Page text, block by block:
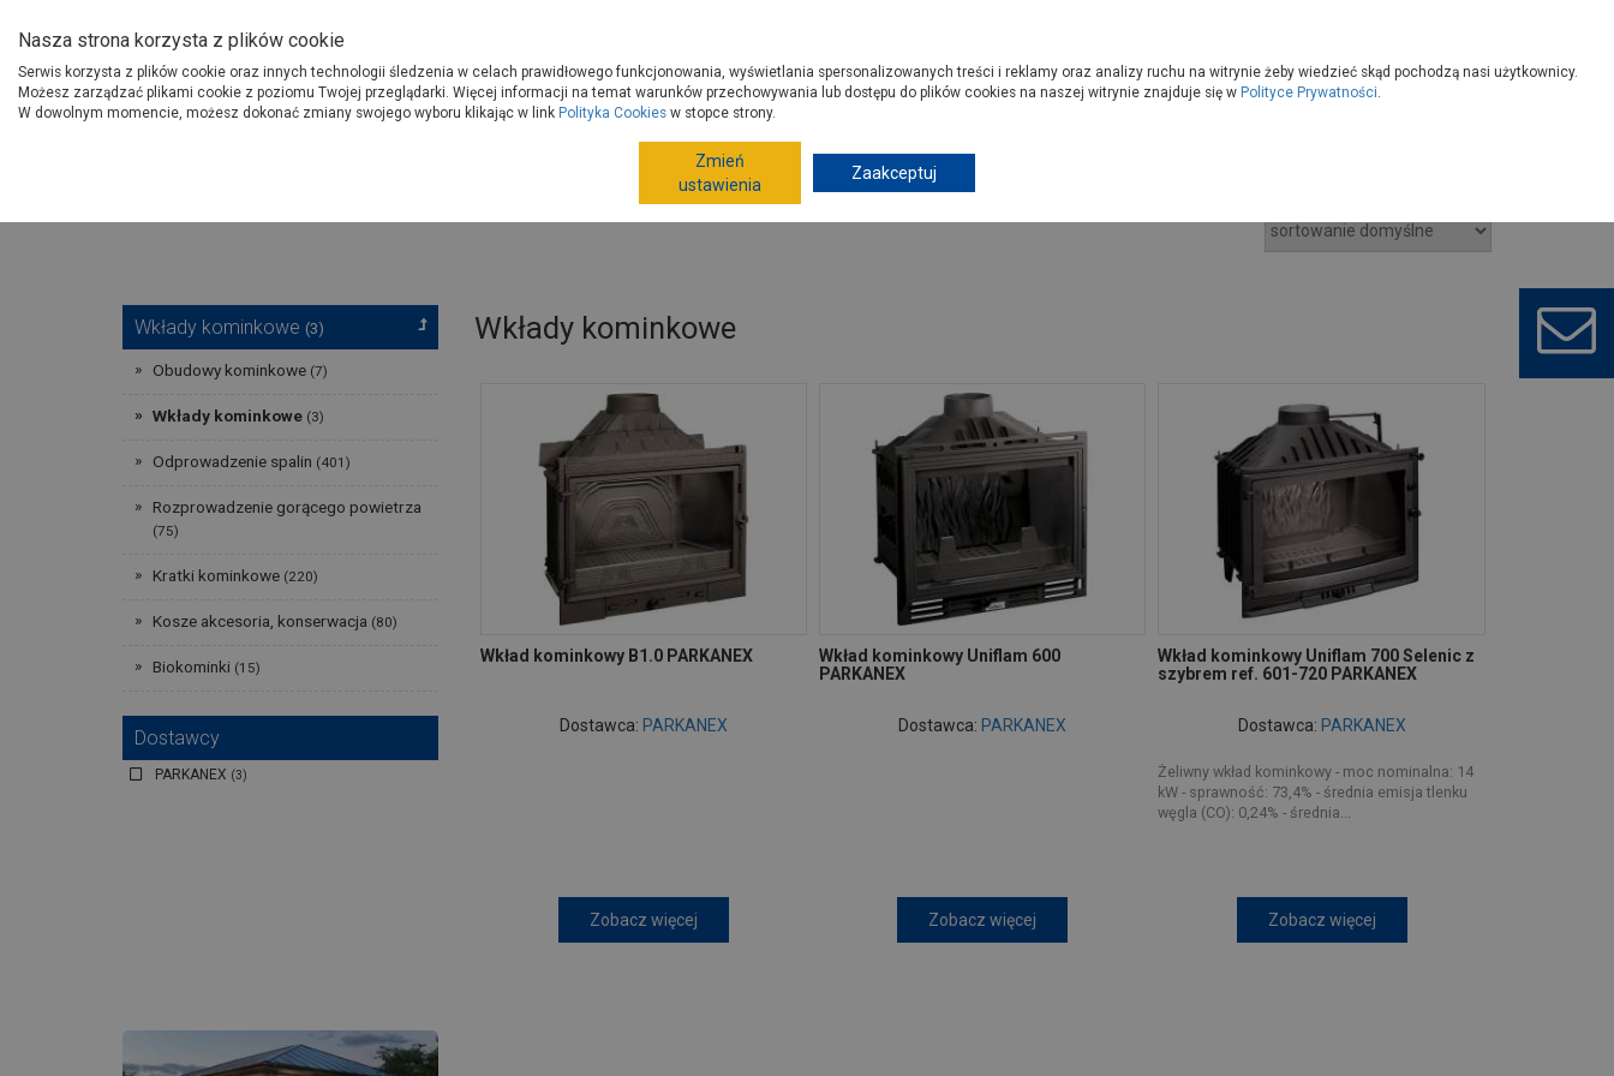
Produkty
O Grupie PSB
Gdzie kupisz Porady
Ogrzewanie pomieszczeń Kominki
Wkłady kominkowe (3)
Obudowy kominkowe (7)
Wkłady kominkowe (3)
Odprowadzenie spalin (401)
Rozprowadzenie gorącego powietrza
(75)
Kratki kominkowe (220)
Kosze akcesoria, konserwacja (80)
Biokominki (15)
Dostawcy
PARKANEX (3)
Wkłady kominkowe
Wkład kominkowy B1.0 PARKANEX
Dostawca: PARKANEX
Zobacz więcej
Wkład kominkowy Uniflam 600
PARKANEX
Dostawca: PARKANEX
Zobacz więcej
Wkład kominkowy Uniflam 700 Selenic z
szybrem ref. 601-720 PARKANEX
Dostawca: PARKANEX
Żeliwny wkład kominkowy - moc nominalna: 14
kW - sprawność: 73,4% - średnia emisja tlenku
węgla (CO): 0,24% - średnia...
Zobacz więcej
Nasza strona korzysta z plików cookie
Serwis korzysta z plików cookie oraz innych technologii śledzenia w celach prawidłowego funkcjonowania, wyświetlania spersonalizowanych treści i reklamy oraz analizy ruchu na witrynie żeby wiedzieć skąd pochodzą nasi użytkownicy.
Możesz zarządzać plikami cookie z poziomu Twojej przeglądarki. Więcej informacji na temat warunków przechowywania lub dostępu do plików cookies na naszej witrynie znajduje się w Polityce Prywatności.
W dowolnym momencie, możesz dokonać zmiany swojego wyboru klikając w link Polityka Cookies w stopce strony.
Zmień
ustawienia
Zaakceptuj